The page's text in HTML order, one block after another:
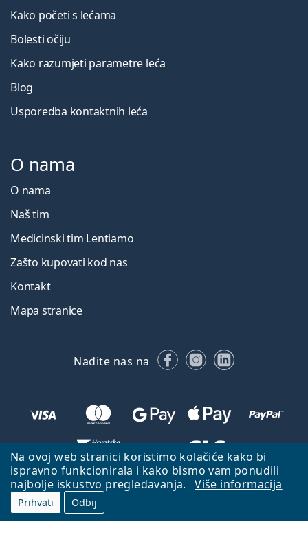
Na ovoj web stranici koristimo kolačiće kako bi
ispravno funkcionirala i kako bismo vam ponudili
najbolje iskustvo pregledavanja.
Više informacija
Prihvati Odbij
Kako početi s lećama
Bolesti očiju
Kako razumjeti parametre leća
Blog
Usporedba kontaktnih leća
O nama
O nama
Naš tim
Medicinski tim Lentiamo
Zašto kupovati kod nas
Kontakt
Mapa stranice
Nađite nas na FacebookuInstagramu
LinkedIn
Natrag na početnu stranicu
Idi gore
Lentiamo.hr je u vlasništvu i upravljanju tvrtke Lentiamo s.r.o., Češka
Republika